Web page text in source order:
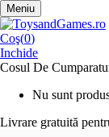
Meniu
Coş(0)
Inchide
Cosul De
Nu sunt
Livrare gratuită